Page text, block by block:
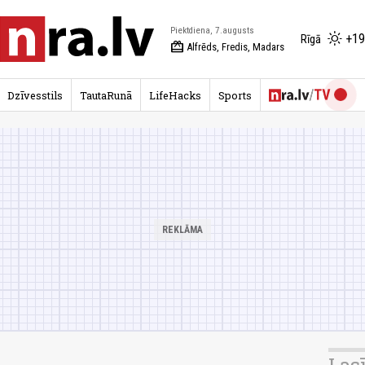
Piektdiena, 7.augusts
redeem Alfrēds, Fredis, Madars
Rīgā
Dzīvesstils TautaRunā LifeHacks Sports